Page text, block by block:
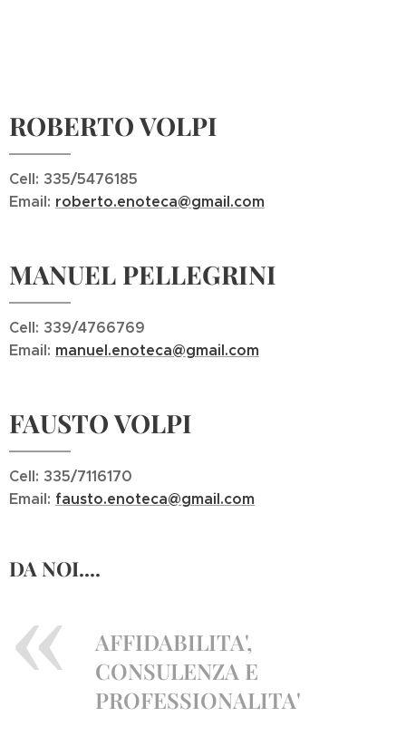
ROBERTO VOLPI
Cell: 335/5476185
Email: roberto.enoteca@gmail.com
MANUEL PELLEGRINI
Cell: 339/4766769
Email: manuel.enoteca@gmail.com
FAUSTO VOLPI
Cell: 335/7116170
Email: fausto.enoteca@gmail.com
DA NOI....
AFFIDABILITA',
CONSULENZA E
PROFESSIONALITA'